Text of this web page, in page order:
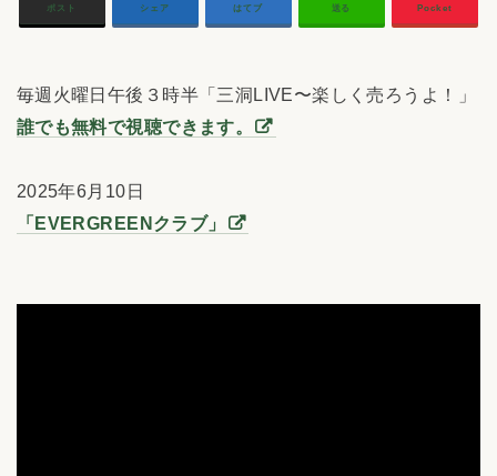
ポスト シェア はてブ 送る Pocket
毎週火曜日午後３時半「三洞LIVE〜楽しく売ろうよ！」
誰でも無料で視聴できます。
2025年6月10日
「EVERGREENクラブ」